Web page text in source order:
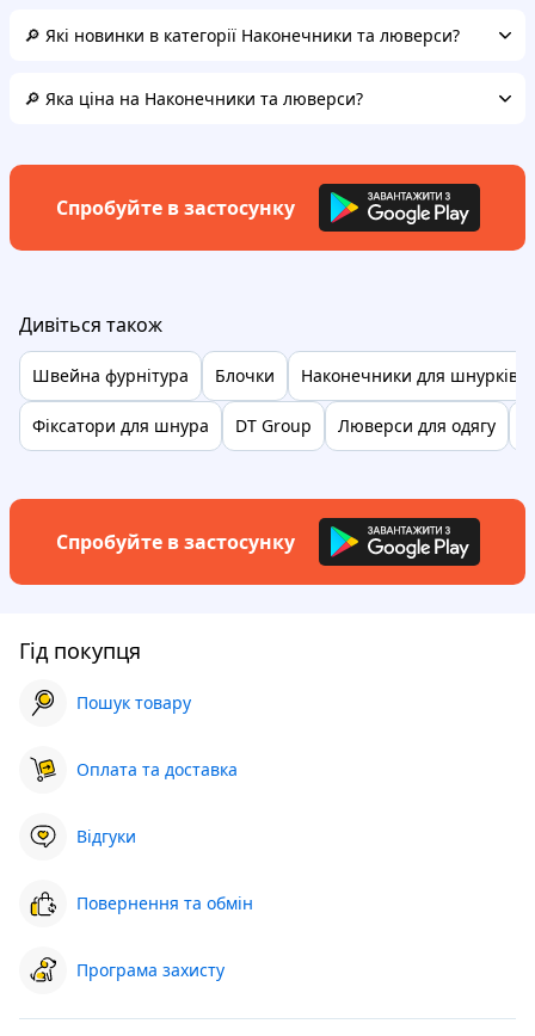
🔎 Які новинки в категорії Наконечники та люверси?
🔎 Яка ціна на Наконечники та люверси?
Спробуйте в застосунку
Дивіться також
Швейна фурнітура Блочки Наконечники для шнурків
Фіксатори для шнура DT Group Люверси для одягу
Спробуйте в застосунку
Гід покупця
Пошук товару
Оплата та доставка
Відгуки
Повернення та обмін
Програма захисту